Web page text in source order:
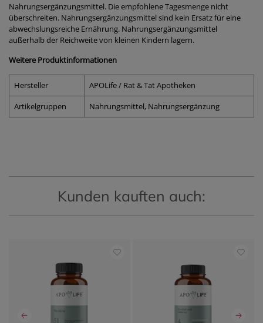
Nahrungsergänzungsmittel. Die empfohlene Tagesmenge nicht
überschreiten. Nahrungsergänzungsmittel sind kein Ersatz für eine
abwechslungsreiche Ernährung. Nahrungsergänzungsmittel
außerhalb der Reichweite von kleinen Kindern lagern.
Weitere Produktinformationen
Hersteller
APOLife / Rat & Tat Apotheken
Artikelgruppen
Nahrungsmittel, Nahrungsergänzung
Kunden kauften auch: